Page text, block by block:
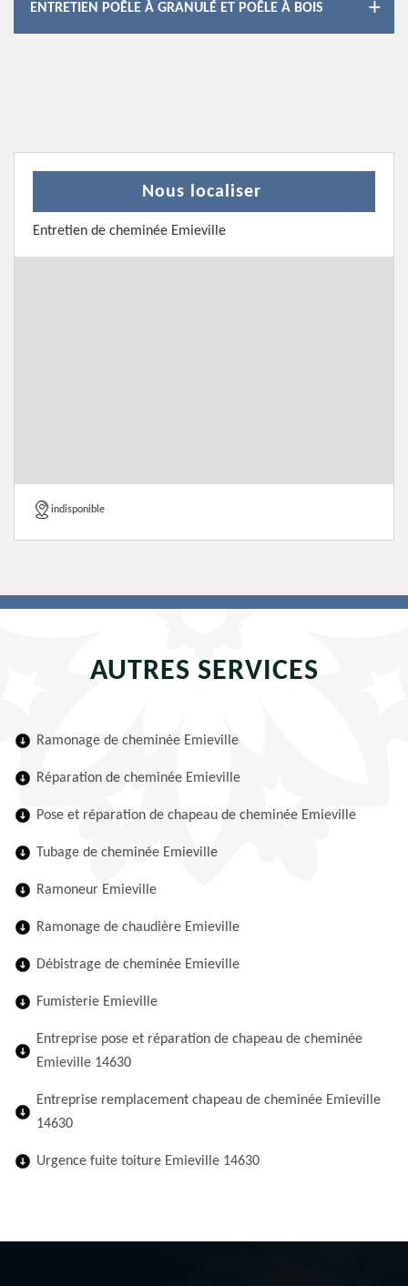
ENTRETIEN POÊLE À GRANULÉ ET POÊLE À BOIS
Nous localiser
Entretien de cheminée Emieville
indisponible
AUTRES SERVICES
Ramonage de cheminée Emieville
Réparation de cheminée Emieville
Pose et réparation de chapeau de cheminée Emieville
Tubage de cheminée Emieville
Ramoneur Emieville
Ramonage de chaudière Emieville
Débistrage de cheminée Emieville
Fumisterie Emieville
Entreprise pose et réparation de chapeau de cheminée
Emieville 14630
Entreprise remplacement chapeau de cheminée Emieville
14630
Urgence fuite toiture Emieville 14630